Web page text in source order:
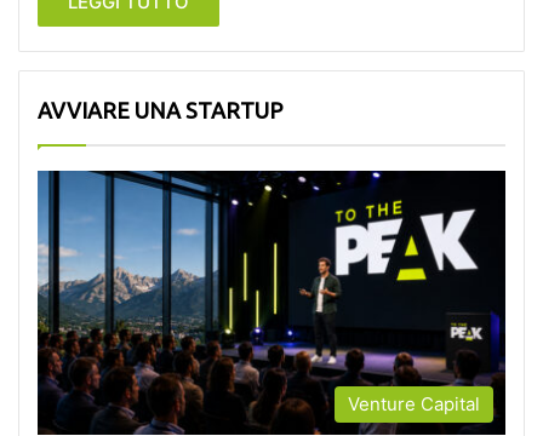
AVVIARE UNA STARTUP
Venture Capital